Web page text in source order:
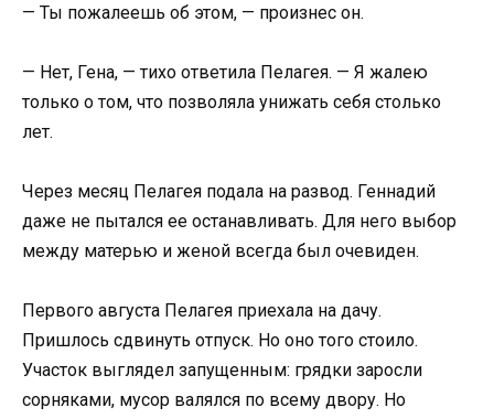
— Ты пожалеешь об этом, — произнес он.
— Нет, Гена, — тихо ответила Пелагея. — Я жалею
только о том, что позволяла унижать себя столько
лет.
Через месяц Пелагея подала на развод. Геннадий
даже не пытался ее останавливать. Для него выбор
между матерью и женой всегда был очевиден.
Первого августа Пелагея приехала на дачу.
Пришлось сдвинуть отпуск. Но оно того стоило.
Участок выглядел запущенным: грядки заросли
сорняками, мусор валялся по всему двору. Но